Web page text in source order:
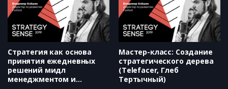
Стратегия как основа
принятия ежедневных
решений мидл
менеджментом и
Мастер-класс: Создание
стратегического дерева
(Telefacer, Глеб
Тертычный)